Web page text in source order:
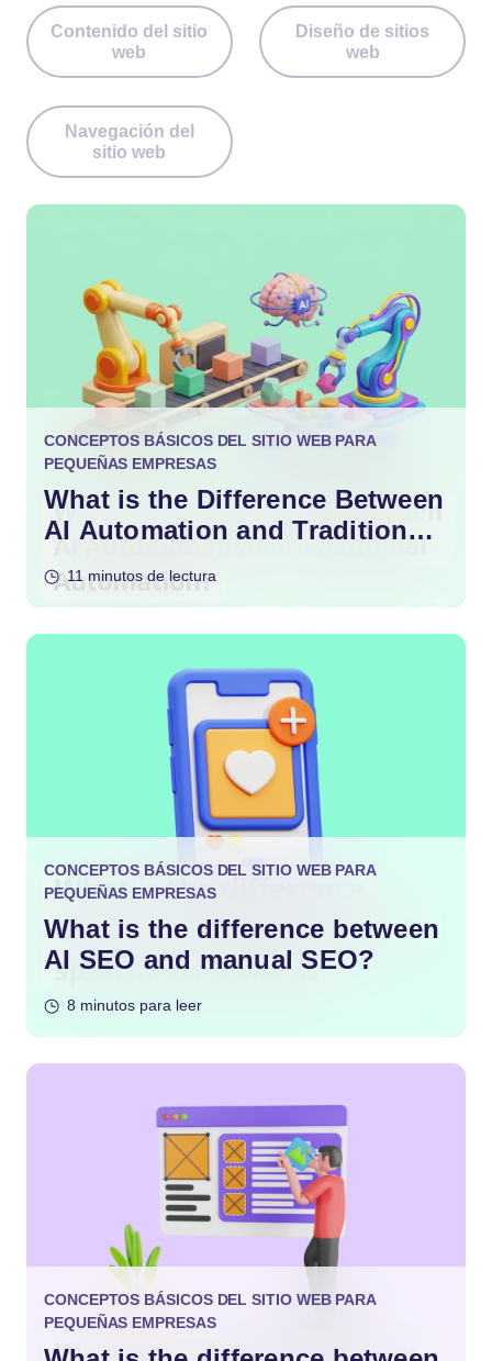
Contenido del sitio
web
Diseño de sitios
web
Navegación del
sitio web
CONCEPTOS BÁSICOS DEL SITIO WEB PARA
PEQUEÑAS EMPRESAS
What is the Difference Between
AI Automation and Traditional
11 minutos de lectura
CONCEPTOS BÁSICOS DEL SITIO WEB PARA
PEQUEÑAS EMPRESAS
What is the difference between
AI SEO and manual SEO?
8 minutos para leer
CONCEPTOS BÁSICOS DEL SITIO WEB PARA
PEQUEÑAS EMPRESAS